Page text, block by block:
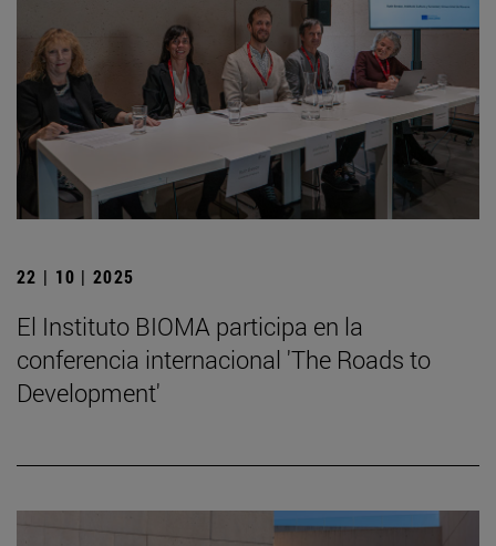
22 | 10 | 2025
El Instituto BIOMA participa en la
conferencia internacional 'The Roads to
Development'